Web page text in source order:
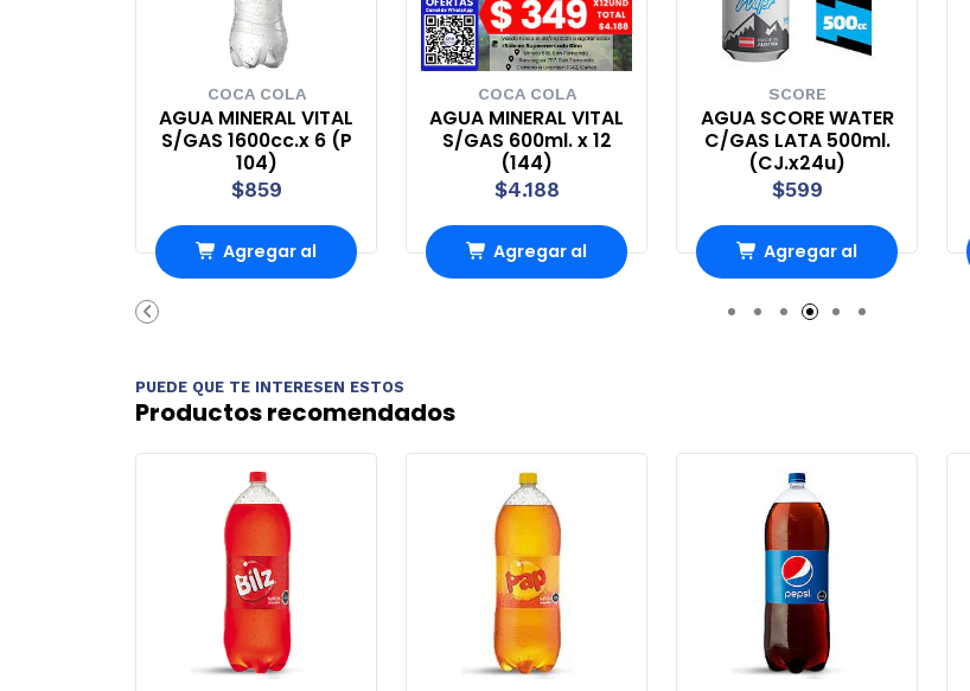
COCA COLA
AGUA MINERAL VITAL
S/GAS 1600cc.x 6 (P
104)
$859
Agregar al
COCA COLA
AGUA MINERAL VITAL
S/GAS 600ml. x 12
(144)
$4.188
Agregar al
SCORE
AGUA SCORE WATER
C/GAS LATA 500ml.
(CJ.x24u)
$599
Agregar al
Carro
PUEDE QUE TE INTERESEN ESTOS
Productos recomendados